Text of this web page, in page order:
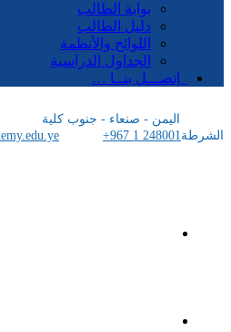
بوابة الطالب
دليل الطالب
اللوائح والأنظمة
الجداول الدراسية
إتصـــل بنــا …
اليمن - صنعاء - جنوب كلية
الشرطة+967 1 248001